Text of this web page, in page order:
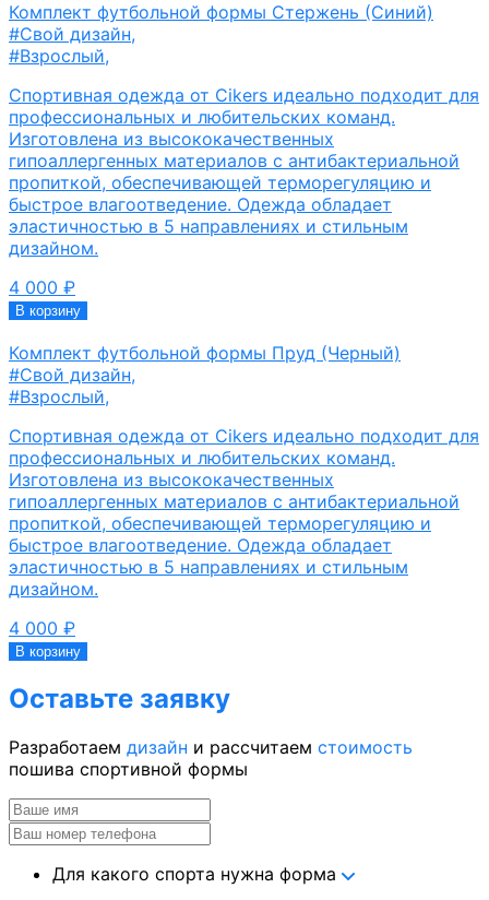
Комплект футбольной формы Стержень (Синий)
#Свой дизайн,
#Взрослый,
Спортивная одежда от Cikers идеально подходит для
профессиональных и любительских команд.
Изготовлена из высококачественных
гипоаллергенных материалов с антибактериальной
пропиткой, обеспечивающей терморегуляцию и
быстрое влагоотведение. Одежда обладает
эластичностью в 5 направлениях и стильным
дизайном.
4 000 ₽
В корзину
Комплект футбольной формы Пруд (Черный)
#Свой дизайн,
#Взрослый,
Спортивная одежда от Cikers идеально подходит для
профессиональных и любительских команд.
Изготовлена из высококачественных
гипоаллергенных материалов с антибактериальной
пропиткой, обеспечивающей терморегуляцию и
быстрое влагоотведение. Одежда обладает
эластичностью в 5 направлениях и стильным
дизайном.
4 000 ₽
В корзину
Оставьте заявку
Разработаем дизайн и рассчитаем стоимость
пошива спортивной формы
Для какого спорта нужна форма